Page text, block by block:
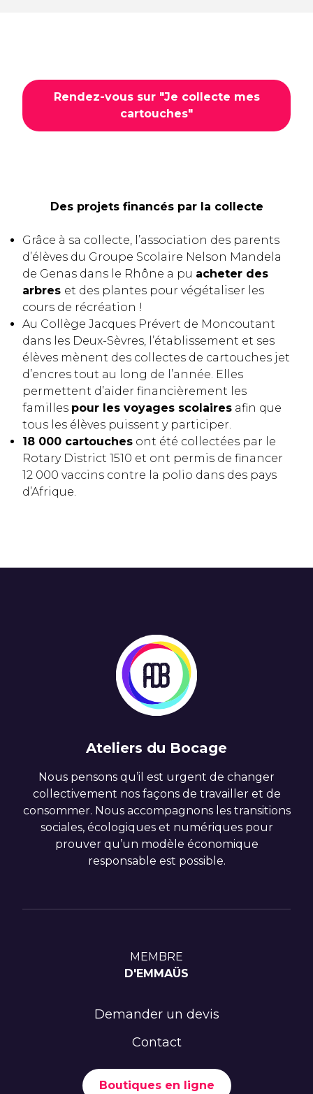
Rendez-vous sur "Je collecte mes
cartouches"
Des projets financés par la collecte
Grâce à sa collecte, l’association des parents
d’élèves du Groupe Scolaire Nelson Mandela
de Genas dans le Rhône a pu acheter des
arbres et des plantes pour végétaliser les
cours de récréation !
Au Collège Jacques Prévert de Moncoutant
dans les Deux-Sèvres, l’établissement et ses
élèves mènent des collectes de cartouches jet
d’encres tout au long de l’année. Elles
permettent d’aider financièrement les
familles pour les voyages scolaires afin que
tous les élèves puissent y participer.
18 000 cartouches ont été collectées par le
Rotary District 1510 et ont permis de financer
12 000 vaccins contre la polio dans des pays
d’Afrique.
Ateliers du Bocage
Nous pensons qu’il est urgent de changer
collectivement nos façons de travailler et de
consommer. Nous accompagnons les transitions
sociales, écologiques et numériques pour
prouver qu’un modèle économique
responsable est possible.
MEMBRE
D'EMMAÜS
Demander un devis
Contact
Boutiques en ligne